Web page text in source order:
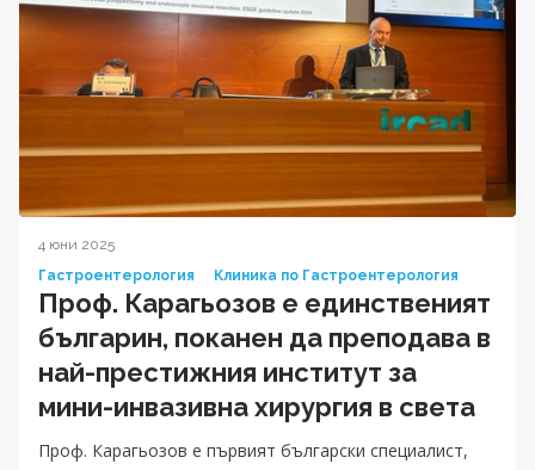
4 юни 2025
Гастроентерология
Клиника по Гастроентерология
Проф. Карагьозов е единственият
българин, поканен да преподава в
най-престижния институт за
мини-инвазивна хирургия в света
Проф. Карагьозов е първият български специалист,